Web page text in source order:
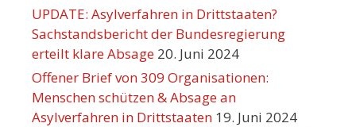
UPDATE: Asylverfahren in Drittstaaten?
Sachstandsbericht der Bundesregierung
erteilt klare Absage 20. Juni 2024
Offener Brief von 309 Organisationen:
Menschen schützen & Absage an
Asylverfahren in Drittstaaten 19. Juni 2024